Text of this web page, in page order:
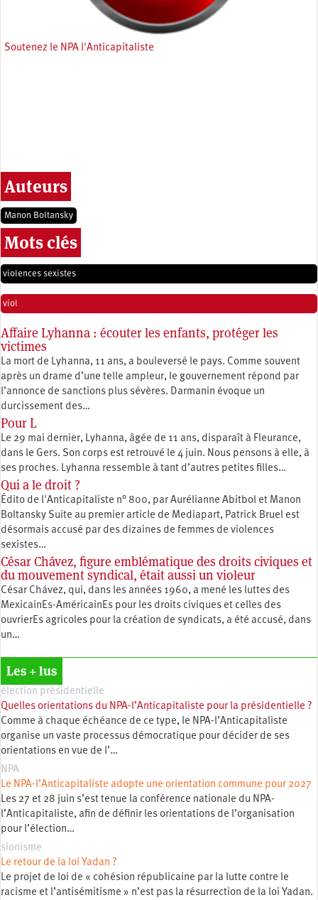
Soutenez le NPA l'Anticapitaliste
Auteurs
Manon Boltansky
Mots clés
violences sexistes
viol
Affaire Lyhanna : écouter les enfants, protéger les
victimes
La mort de Lyhanna, 11 ans, a bouleversé le pays. Comme souvent
après un drame d’une telle ampleur, le gouvernement répond par
l’annonce de sanctions plus sévères. Darmanin évoque un
durcissement des…
Pour L
Le 29 mai dernier, Lyhanna, âgée de 11 ans, disparaît à Fleurance,
dans le Gers. Son corps est retrouvé le 4 juin. Nous pensons à elle, à
ses proches. Lyhanna ressemble à tant d’autres petites filles…
Qui a le droit ?
Édito de l'Anticapitaliste n° 800, par Aurélianne Abitbol et Manon
Boltansky Suite au premier article de Mediapart, Patrick Bruel est
désormais accusé par des dizaines de femmes de violences
sexistes…
César Chávez, figure emblématique des droits civiques et
du mouvement syndical, était aussi un violeur
César Chávez, qui, dans les années 1960, a mené les luttes des
MexicainEs-AméricainEs pour les droits civiques et celles des
ouvrierEs agricoles pour la création de syndicats, a été accusé, dans
un…
Les + lus
élection présidentielle
Quelles orientations du NPA-l’Anticapitaliste pour la présidentielle ?
Comme à chaque échéance de ce type, le NPA-l’Anticapitaliste
organise un vaste processus démocratique pour décider de ses
orientations en vue de l’…
NPA
Le NPA-l’Anticapitaliste adopte une orientation commune pour 2027
Les 27 et 28 juin s’est tenue la conférence nationale du NPA-
l’Anticapitaliste, afin de définir les orientations de l’organisation
pour l’élection…
sionisme
Le retour de la loi Yadan ?
Le projet de loi de « cohésion républicaine par la lutte contre le
racisme et l’antisémitisme » n’est pas la résurrection de la loi Yadan.